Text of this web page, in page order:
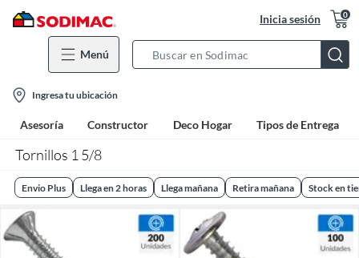
Inicia sesión 0
Menú
Bar
location-
icon
Ingresa tu ubicación
Asesoría Constructor Deco Hogar Tipos de Entrega
Tornillos 1 5/8
Envio Plus Llega en 2 horas Llega mañana Retira mañana Stock en